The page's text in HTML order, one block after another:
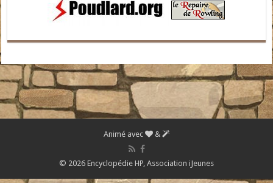
Animé avec &
© 2026 Encyclopédie HP, Association iJeunes